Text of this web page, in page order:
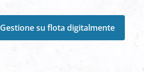
Control de
Comprobación
una tarjeta
Gestione su flota digitalmente